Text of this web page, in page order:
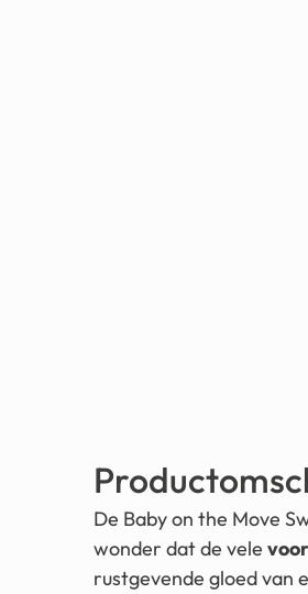
De Baby on the Move
wonder dat de vele
rustgevende gloed van